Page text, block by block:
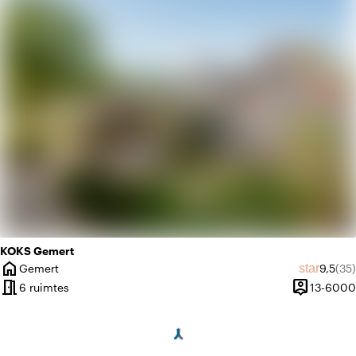
KOKS Gemert
home
Plaats
Gemert star9,5(35)
meeting_room6 ruimtes person_pin
Capaciteit
13-6000